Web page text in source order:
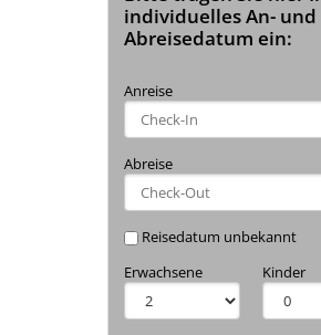
individuelles An- und
Abreisedatum ein:
Anreise
Abreise
Reisedatum unbekannt
Erwachsene
Kinder